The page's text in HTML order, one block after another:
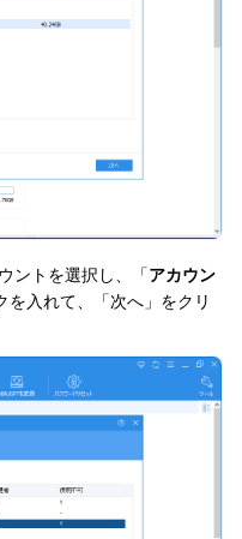
ントを選択し、「アカウン
を入れて、「次へ」をクリ